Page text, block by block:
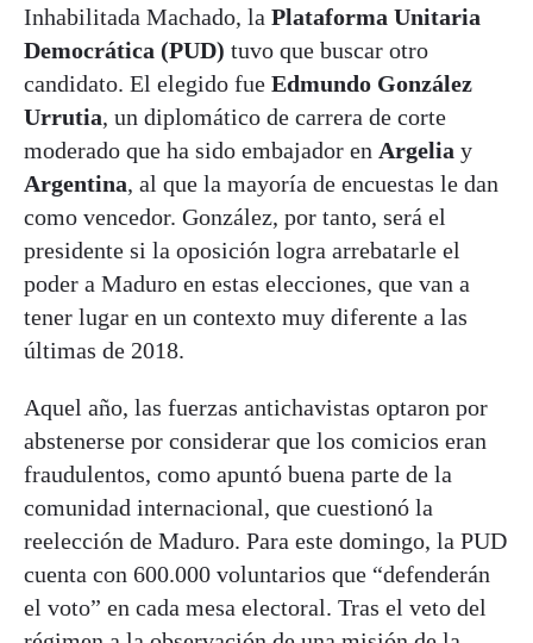
Inhabilitada Machado, la Plataforma Unitaria
Democrática (PUD) tuvo que buscar otro
candidato. El elegido fue Edmundo González
Urrutia, un diplomático de carrera de corte
moderado que ha sido embajador en Argelia y
Argentina, al que la mayoría de encuestas le dan
como vencedor. González, por tanto, será el
presidente si la oposición logra arrebatarle el
poder a Maduro en estas elecciones, que van a
tener lugar en un contexto muy diferente a las
últimas de 2018.
Aquel año, las fuerzas antichavistas optaron por
abstenerse por considerar que los comicios eran
fraudulentos, como apuntó buena parte de la
comunidad internacional, que cuestionó la
reelección de Maduro. Para este domingo, la PUD
cuenta con 600.000 voluntarios que “defenderán
el voto” en cada mesa electoral. Tras el veto del